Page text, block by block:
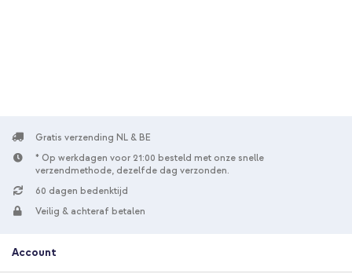
Gratis verzending NL & BE
* Op werkdagen voor 21:00 besteld met onze snelle
verzendmethode, dezelfde dag verzonden.
60 dagen bedenktijd
Veilig & achteraf betalen
Account